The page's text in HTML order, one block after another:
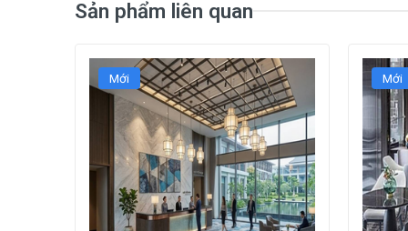
Sản phẩm liên quan
Mới Mới